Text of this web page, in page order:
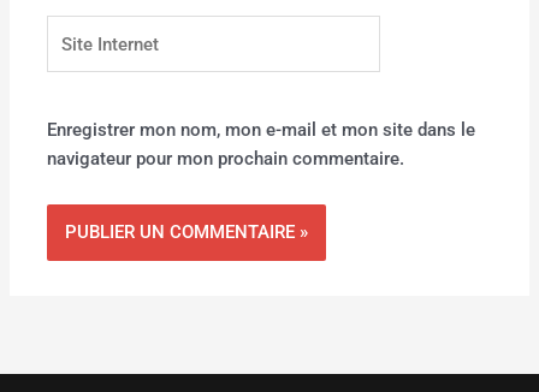
Internet
Enregistrer mon nom, mon e-mail et mon site dans le
navigateur pour mon prochain commentaire.